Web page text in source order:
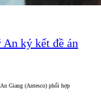
ký kết đề án
Giang (Antesco) phối hợp